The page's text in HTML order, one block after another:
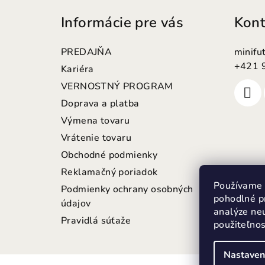
pohodlné
analýze
Informácie pre vás
PREDAJŇA
Kariéra
VERNOSTNÝ PROGRAM
Doprava a platba
Výmena tovaru
Vrátenie tovaru
Obchodné podmienky
Reklamačný poriadok
Podmienky ochrany osobných
údajov
Pravidlá súťaže
+421